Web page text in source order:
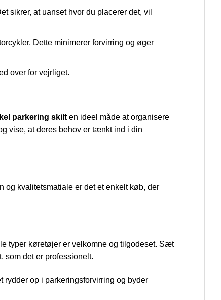
sikrer, at uanset hvor du placerer det, vil
Dette minimerer forvirring og øger
over for vejrliget.
parkering skilt en ideel måde at organisere
vise, at deres behov er tænkt ind i din
kvalitetsmatiale er det et enkelt køb, der
typer køretøjer er velkomne og tilgodeset. Sæt
som det er professionelt.
rydder op i parkeringsforvirring og byder